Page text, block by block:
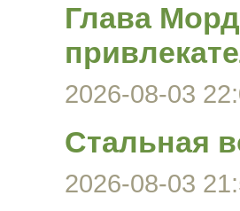
Глава
2026-08-03
Стальная
2026-08-03